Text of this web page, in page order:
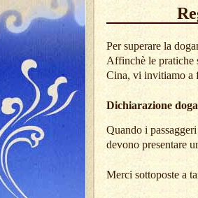
Per superare la
Affinchè le pratiche
Cina, vi invitiamo a
Dichiarazione
Quando i
devono presentare
Merci sottoposte a